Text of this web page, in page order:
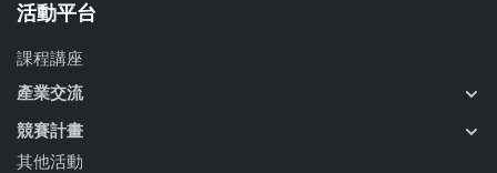
活動平台
課程講座
產業交流
競賽計畫
其他活動